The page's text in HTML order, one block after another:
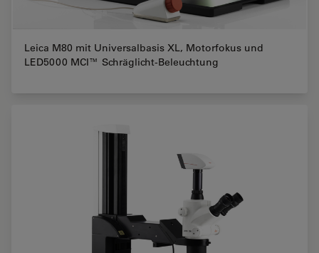
Leica M80 mit Universalbasis XL, Motorfokus und
LED5000 MCI™ Schräglicht-Beleuchtung